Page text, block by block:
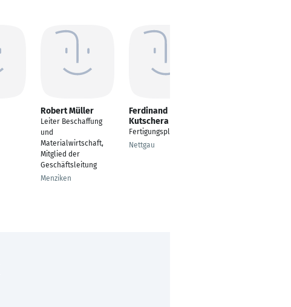
Robert Müller
Leiter Beschaffung
und
Materialwirtschaft,
Mitglied der
Geschäftsleitung
Menziken
Ferdinand
Kutschera
Fertigungsplaner
Nettgau